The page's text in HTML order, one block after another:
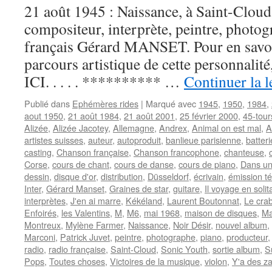
21 août 1945 : Naissance, à Saint-
compositeur, interprète, peintre,
français Gérard MANSET. Pour en
parcours artistique de cette
ICI. . . . . ********** … Continuer la
Publié dans Ephémères rides | Marqué avec 1945, 1950, 1984,
aout 1950, 21 août 1984, 21 août 2001, 25 février 2000, 45-
Alizée, Alizée Jacotey, Allemagne, Andrex, Animal on est mal,
artistes suisses, auteur, autoproduit, banlieue parisienne,
casting, Chanson française, Chanson francophone, chanteuse,
Corse, cours de chant, cours de danse, cours de piano, Dans
dessin, disque d'or, distribution, Düsseldorf, écrivain, émission
Inter, Gérard Manset, Graines de star, guitare, Il voyage en
interprètes, J'en ai marre, Kékéland, Laurent Boutonnat, Le
Enfoirés, les Valentins, M, M6, mai 1968, maison de disques,
Montreux, Mylène Farmer, Naissance, Noir Désir, nouvel album,
Marconi, Patrick Juvet, peintre, photographe, piano, producteur,
radio, radio française, Saint-Cloud, Sonic Youth, sortie album,
Pops, Toutes choses, Victoires de la musique, violon, Y'a des